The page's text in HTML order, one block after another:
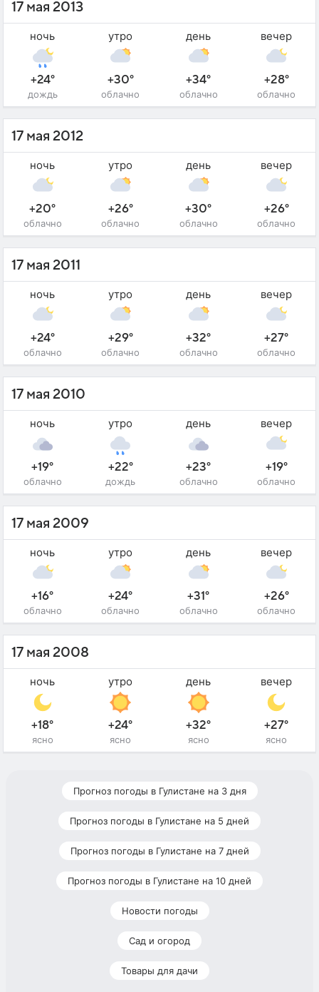
17 мая 2013
ночь
+24°
дождь
утро
+30°
облачно
день
+34°
облачно
вечер
+28°
облачно
17 мая 2012
ночь
+20°
облачно
утро
+26°
облачно
день
+30°
облачно
вечер
+26°
облачно
17 мая 2011
ночь
+24°
облачно
утро
+29°
облачно
день
+32°
облачно
вечер
+27°
облачно
17 мая 2010
ночь
+19°
облачно
утро
+22°
дождь
день
+23°
облачно
вечер
+19°
облачно
17 мая 2009
ночь
+16°
облачно
утро
+24°
облачно
день
+31°
облачно
вечер
+26°
облачно
17 мая 2008
ночь
+18°
ясно
утро
+24°
ясно
день
+32°
ясно
вечер
+27°
ясно
Прогноз погоды в Гулистане на 3 дня
Прогноз погоды в Гулистане на 5 дней
Прогноз погоды в Гулистане на 7 дней
Прогноз погоды в Гулистане на 10 дней
Новости погоды
Сад и огород
Товары для дачи